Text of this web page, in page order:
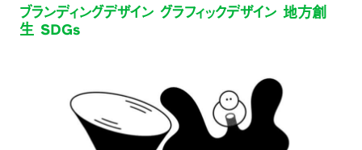
ブランディングデザイン グラフィックデザイン 地方創
生 SDGs